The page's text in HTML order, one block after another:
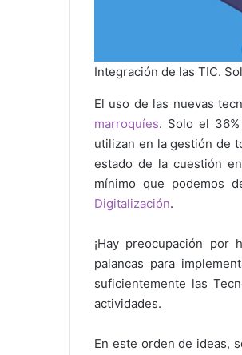
Integración de las TIC.
El uso de las nuevas
marroquíes. Solo el
utilizan en la gestión de
estado de la cuestión
mínimo que podemos
Digitalización.
¡Hay preocupación por
palancas para
suficientemente las
actividades.
En este orden de ideas,